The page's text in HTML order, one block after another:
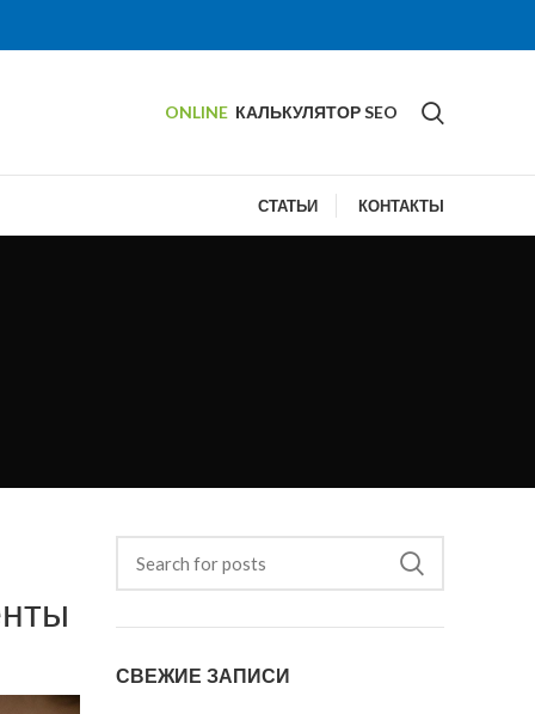
ONLINE КАЛЬКУЛЯТОР SEO
СТАТЬИ КОНТАКТЫ
СВЕЖИЕ ЗАПИСИ